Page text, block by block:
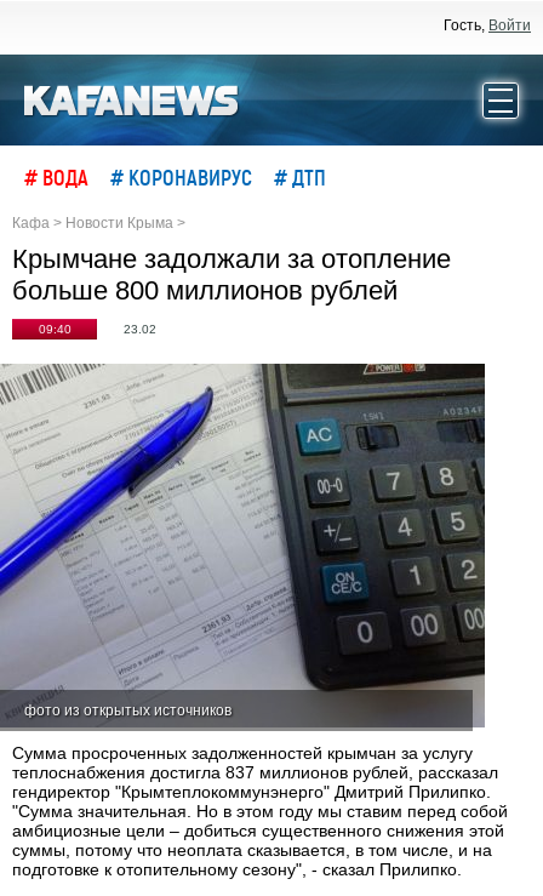
Гость, Войти
# ВОДА # КОРОНАВИРУС # ДТП
Кафа > Новости Крыма >
Крымчане задолжали за отопление
больше 800 миллионов рублей
09:40 23.02
фото из открытых источников
Сумма просроченных задолженностей крымчан за услугу
теплоснабжения достигла 837 миллионов рублей, рассказал
гендиректор "Крымтеплокоммунэнерго" Дмитрий Прилипко.
"Сумма значительная. Но в этом году мы ставим перед собой
амбициозные цели – добиться существенного снижения этой
суммы, потому что неоплата сказывается, в том числе, и на
подготовке к отопительному сезону", - сказал Прилипко.